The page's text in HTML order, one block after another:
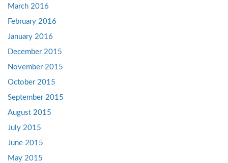
March 2016
February 2016
January 2016
December 2015
November 2015
October 2015
September 2015
August 2015
July 2015
June 2015
May 2015